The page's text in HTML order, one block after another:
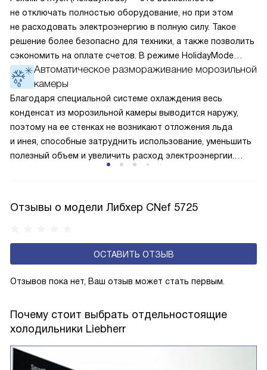
не отключать полностью оборудование, но при этом
не расходовать электроэнергию в полную силу. Такое
решение более безопасно для техники, а также позволить
сэкономить на оплате счетов. В режиме HolidayMode
вентилятор и суперохлаждение не работают, а в камере
устанавливается температура в районе +15 градусов. Это
позволяет сохранить продукты на определённое время
и избежать появление неприятных запахов.
Автоматическое размораживание морозильной
камеры
Благодаря специальной системе охлаждения весь
конденсат из морозильной камеры выводится наружу,
поэтому на ее стенках не возникают отложения льда
и инея, способные затруднить использование, уменьшить
полезный объем и увеличить расход электроэнергии.
Отзывы о модели Либхер CNef 5725
ОСТАВИТЬ ОТЗЫВ
Отзывов пока нет, Ваш отзыв может стать первым.
Почему стоит выбрать отдельностоящие
холодильники Liebherr